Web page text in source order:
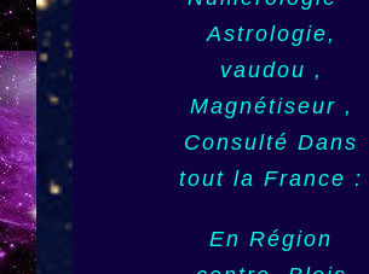
Astrologie,
vaudou ,
Magnétiseur ,
Consulté Dans
tout la France :
En Région
Angoulême (16),
Charente, Poitou-
Charentes,
Poitiers (86),
(67)
(974)
,Tahiti, Papeete
(987), Outre mer,
Mayotte (976)